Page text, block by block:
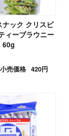
ナック クリスピ
ィーブラウニー
60g
売価格 420円